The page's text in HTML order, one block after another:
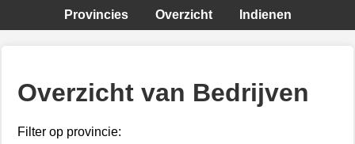
Provincies Overzicht Indienen
Overzicht van Bedrijven
Filter op provincie: